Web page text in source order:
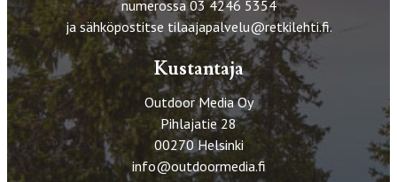
numerossa 03 4246 5354
ja sähköpostitse tilaajapalvelu@retkilehti.fi.
Kustantaja
Outdoor Media Oy
Pihlajatie 28
00270 Helsinki
info@outdoormedia.fi